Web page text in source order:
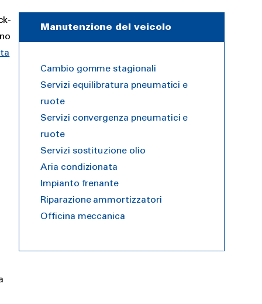
Manutenzione del veicolo
Cambio gomme stagionali
Servizi equilibratura pneumatici e
ruote
Servizi convergenza pneumatici e
ruote
Servizi sostituzione olio
Aria condizionata
Impianto frenante
Riparazione ammortizzatori
Officina meccanica